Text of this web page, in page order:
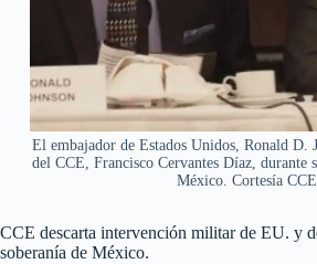
El embajador de Estados Unidos, Ronald D.
del CCE, Francisco Cervantes Díaz, durante
México. Cortesía CCE
CCE descarta intervención militar de EU. y
soberanía de México.